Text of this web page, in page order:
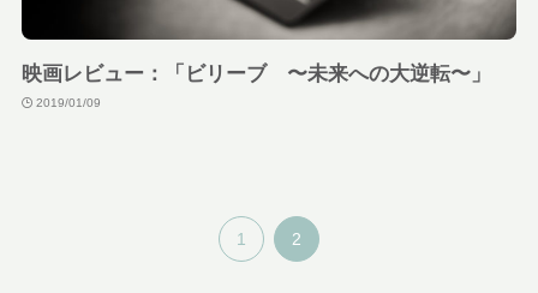
映画レビュー：「ビリーブ 〜未来への大逆転〜」
2019/01/09
1 2